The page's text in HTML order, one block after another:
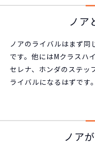
ノア
ノアのライバルはまず同
です。他にはMクラスハ
セレナ、ホンダのステッ
ライバルになるはずです。
ノア